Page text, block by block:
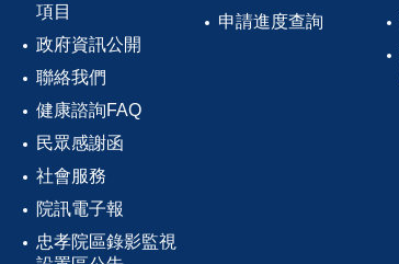
項目
政府資訊公開
聯絡我們
健康諮詢FAQ
民眾感謝函
社會服務
院訊電子報
忠孝院區錄影監視
申請進度查詢